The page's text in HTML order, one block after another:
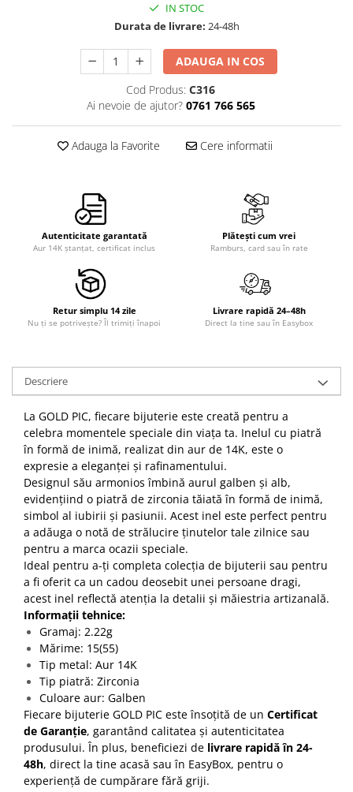
IN STOC
Durata de livrare: 24-48h
ADAUGA IN COS
Cod Produs: C316
Ai nevoie de ajutor? 0761 766 565
Adauga la Favorite Cere informatii
Autenticitate garantată
Aur 14K ștanțat, certificat inclus
Plătești cum vrei
Ramburs, card sau în rate
Retur simplu 14 zile
Nu ți se potrivește? Îl trimiți înapoi
Livrare rapidă 24–48h
Direct la tine sau în Easybox
Descriere
​La GOLD PIC, fiecare bijuterie este creată pentru a
celebra momentele speciale din viața ta. Inelul cu piatră
în formă de inimă, realizat din aur de 14K, este o
expresie a eleganței și rafinamentului.​
Designul său armonios îmbină aurul galben și alb,
evidențiind o piatră de zirconia tăiată în formă de inimă,
simbol al iubirii și pasiunii. Acest inel este perfect pentru
a adăuga o notă de strălucire ținutelor tale zilnice sau
pentru a marca ocazii speciale.​
Ideal pentru a-ți completa colecția de bijuterii sau pentru
a fi oferit ca un cadou deosebit unei persoane dragi,
acest inel reflectă atenția la detalii și măiestria artizanală.​
Informații tehnice:
Gramaj: 2.22g​
Mărime: 15(55)​
Tip metal: Aur 14K
Tip piatră: Zirconia​
Culoare aur: Galben
Fiecare bijuterie GOLD PIC este însoțită de un Certificat
de Garanție, garantând calitatea și autenticitatea
produsului. În plus, beneficiezi de livrare rapidă în 24-
48h, direct la tine acasă sau în EasyBox, pentru o
experiență de cumpărare fără griji.​